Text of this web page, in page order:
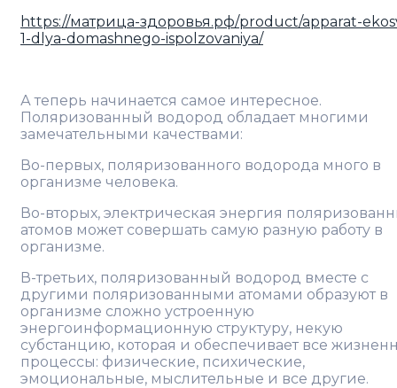
https://матрица-здоровья.рф/product/apparat-
1-dlya-domashnego-ispolzovaniya/
А теперь начинается самое интересное.
Поляризованный водород обладает многими
замечательными качествами:
Во-первых, поляризованного водорода много в
организме человека.
Во-вторых, электрическая энергия
атомов может совершать самую разную работу в
организме.
В-третьих, поляризованный водород вместе с
другими поляризованными атомами образуют в
организме сложно устроенную
энергоинформационную структуру, некую
субстанцию, которая и обеспечивает все
процессы: физические, психические,
эмоциональные, мыслительные и все другие.